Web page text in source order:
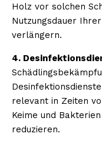
Holz vor solchen
Nutzungsdauer
verlängern.
4.
relevant in Zeiten
Keime und
reduzieren.